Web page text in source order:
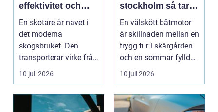
effektivitet och
hållbarhet
En skotare är navet i
det moderna
skogsbruket. Den
transporterar virke från
avverkningsplatsen till
10 juli 2026
stockholm så tar
du hand om din
båtmotor på rätt
sätt
En välskött båtmotor
är skillnaden mellan en
trygg tur i skärgården
och en sommar fylld
av ofrivilli...
10 juli 2026